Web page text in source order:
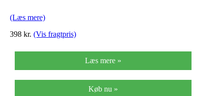
(Læs mere)
398 kr. (Vis fragtpris)
Læs mere »
Køb nu »